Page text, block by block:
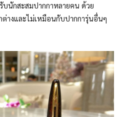
นักสะสมปากกาหลายคน ด้วย
างและไม่เหมือนกับปากการุ่นอื่นๆ